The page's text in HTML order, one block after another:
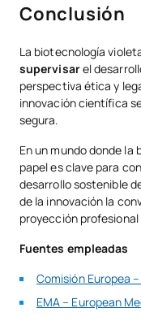
Conclusión
La biotecnología
supervisarel
perspectiva ética y
innovación científica
segura.
En un mundo donde
papel es clave para
desarrollo sostenible
de la innovación la
proyección
Fuentes empleadas
Comisión Europea
EMA – European